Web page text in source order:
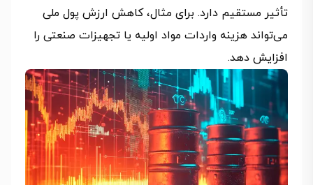
تأثیر مستقیم دارد. برای مثال، کاهش ارزش پول ملی
می‌تواند هزینه واردات مواد اولیه یا تجهیزات صنعتی را
افزایش دهد.